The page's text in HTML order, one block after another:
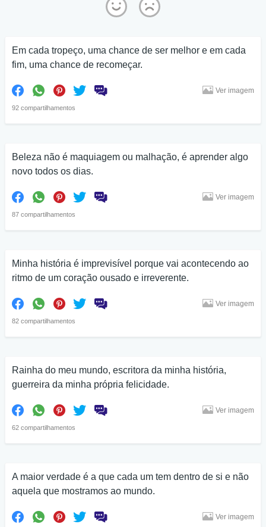
Em cada tropeço, uma chance de ser melhor e em cada
fim, uma chance de recomeçar.
92 compartilhamentos
Ver imagem
Beleza não é maquiagem ou malhação, é aprender algo
novo todos os dias.
87 compartilhamentos
Ver imagem
Minha história é imprevisível porque vai acontecendo ao
ritmo de um coração ousado e irreverente.
82 compartilhamentos
Ver imagem
Rainha do meu mundo, escritora da minha história,
guerreira da minha própria felicidade.
62 compartilhamentos
Ver imagem
A maior verdade é a que cada um tem dentro de si e não
aquela que mostramos ao mundo.
Ver imagem